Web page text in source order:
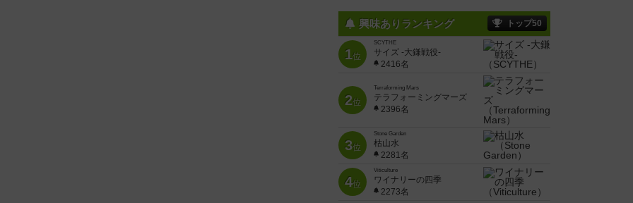
興味ありランキング トップ50
1位
SCYTHE
サイズ -大鎌戦役-
2416名
2位
Terraforming Mars
テラフォーミングマーズ
2396名
3位
Stone Garden
枯山水
2281名
4位
Viticulture
ワイナリーの四季
2273名